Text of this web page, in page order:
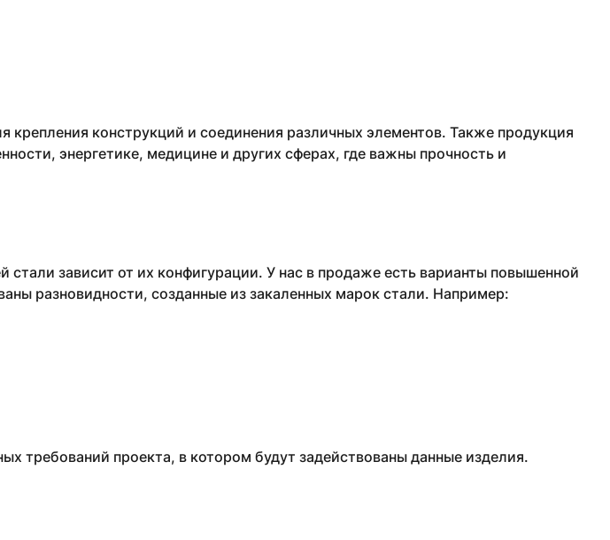
крепления конструкций и соединения различных элементов. Также продукция
энергетике, медицине и других сферах, где важны прочность и
зависит от их конфигурации. У нас в продаже есть варианты повышенной
разновидности, созданные из закаленных марок стали. Например:
требований проекта, в котором будут задействованы данные изделия.